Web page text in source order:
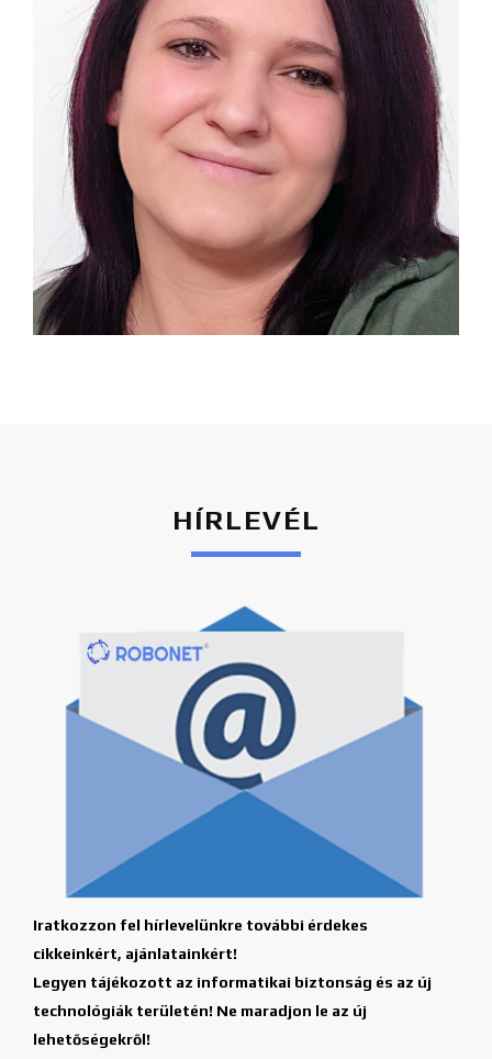
TÖLGYESI VIVIEN
Ügyfélkapcsolati referens
+36 70 772 3681
HÍRLEVÉL
Iratkozzon fel hírlevelünkre további érdekes
cikkeinkért, ajánlatainkért!
Legyen tájékozott az informatikai biztonság és az új
technológiák területén! Ne maradjon le az új
lehetőségekről!